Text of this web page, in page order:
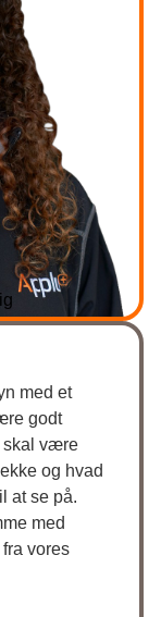
med et
godt
skal være
og hvad
at se på.
med
vores